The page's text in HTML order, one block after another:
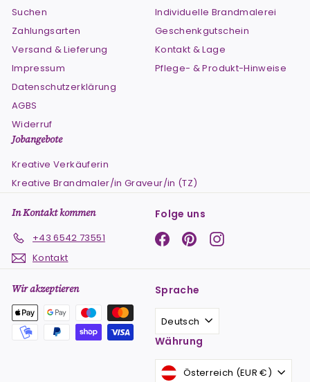
Suchen
Zahlungsarten
Versand & Lieferung
Impressum
Datenschutzerklärung
AGBS
Widerruf
Individuelle Brandmalerei
Geschenkgutschein
Kontakt & Lage
Pflege- & Produkt-Hinweise
Jobangebote
Kreative Verkäuferin
Kreative Brandmaler/in Graveur/in (TZ)
In Kontakt kommen
+43 6542 73551
Kontakt
Folge uns
Facebook
PinterestInstagram
Wir akzeptieren Sprache
Deutsch
Währung
Österreich (EUR €)